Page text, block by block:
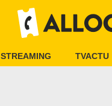
STREAMING TVACTU